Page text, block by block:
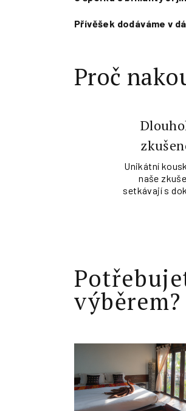
Přívěšek dodáváme v
Proč
Unikátní
naše
setkávají s
výběrem?